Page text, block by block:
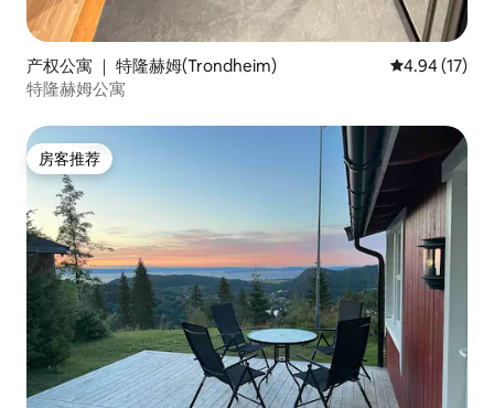
产权公寓 ｜ 特隆赫姆(Trondheim) 平均评分
4.94 (17)
特隆赫姆公寓
房客推荐
房客推荐